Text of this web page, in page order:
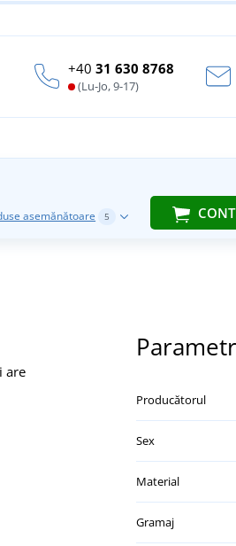
+40 31 630 8768
(Lu-Jo, 9-17)
asemănătoare 5
are
Producătorul
Sex
Material
Gramaj